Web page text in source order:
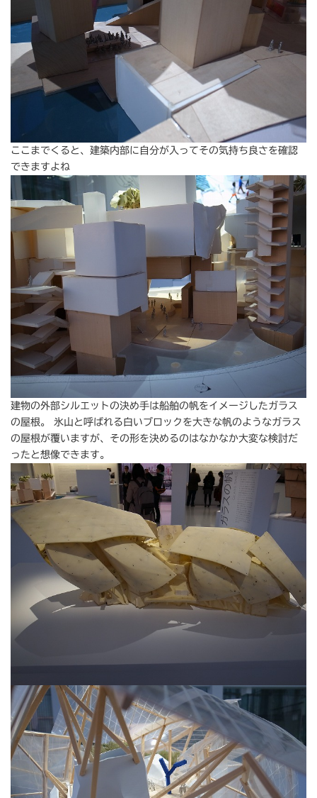
ここまでくると、建築内部に自分が入ってその気持ち良さを確認
できますよね
建物の外部シルエットの決め手は船舶の帆をイメージしたガラス
の屋根。 氷山と呼ばれる白いブロックを大きな帆のようなガラス
の屋根が覆いますが、その形を決めるのはなかなか大変な検討だ
ったと想像できます。